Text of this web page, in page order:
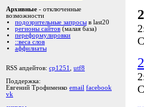
Архивные - отключенные
возможности
подозрительные запросы в last20
регионы сайтов (малая база)
переформулировки
::веса слов
аффилиаты
RSS апдейтов: cp1251
utf8
Поддержка:
Евгений Трофименко email facebook
vk